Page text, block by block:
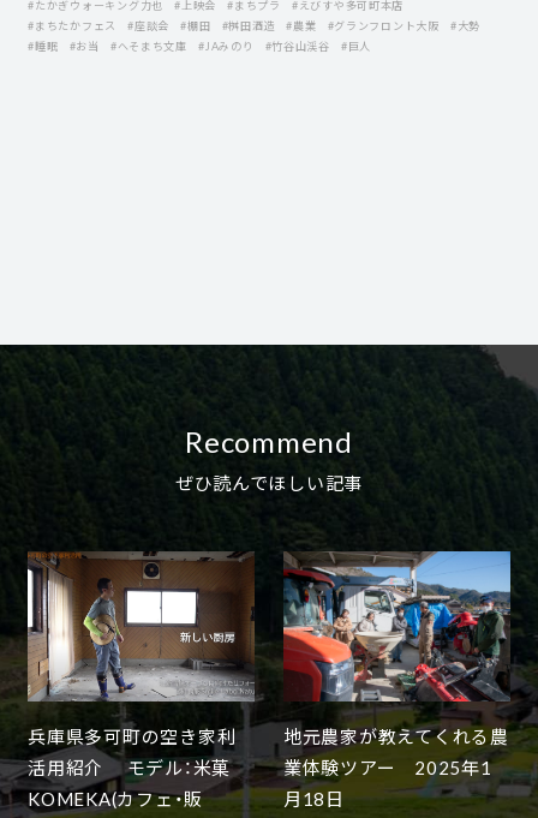
#たかぎウォーキング力也
#上映会 #まちプラ
#えびすや多可町本店
#まちたかフェス
#座談会 #棚田 #桝田酒造 #農業 #グランフロント大阪
#大勢
#睡眠
#お当 #へそまち文庫 #JAみのり #竹谷山渓谷 #巨人
Recommend
ぜひ読んでほしい記事
兵庫県多可町の空き家利
活用紹介 モデル：米菓
KOMEKA(カフェ・販
地元農家が教えてくれる農
業体験ツアー 2025年1
月18日